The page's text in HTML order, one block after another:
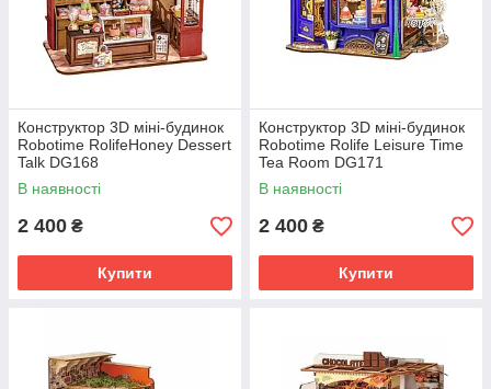
Конструктор 3D міні-будинок
Robotime RolifeHoney Dessert
Talk DG168
В наявності
2 400 ₴
Купити
Конструктор 3D міні-будинок
Robotime Rolife Leisure Time
Tea Room DG171
В наявності
2 400 ₴
Купити